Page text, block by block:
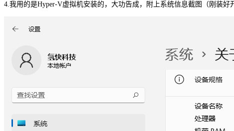
4.我用的是Hyper-V虚拟机安装的，大功告成，附上系统信息截图（刚装好